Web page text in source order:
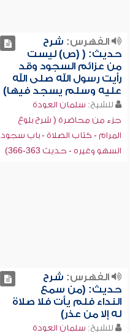
الفهرس: شرح
حديث: ( (ص) ليست
من عزائم السجود وقد
رأيت رسول الله صلى الله
عليه وسلم يسجد فيها)
للشيخ: سلمان العودة
جزء من محاضرة ( شرح بلوغ
المرام - كتاب الصلاة - باب سجود
السهو وغيره - حديث 363-366)
الفهرس: شرح
حديث: (من سمع
النداء فلم يأت فلا صلاة
له إلا من عذر)
للشيخ: سلمان العودة